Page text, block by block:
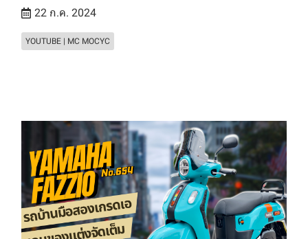
22 ก.ค. 2024
YOUTUBE | MC MOCYC